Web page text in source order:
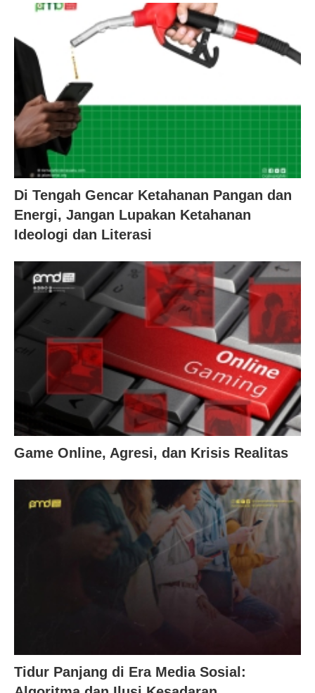
Di Tengah Gencar Ketahanan Pangan dan
Energi, Jangan Lupakan Ketahanan
Ideologi dan Literasi
Game Online, Agresi, dan Krisis Realitas
Tidur Panjang di Era Media Sosial: